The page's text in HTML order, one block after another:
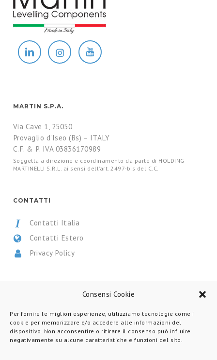
Consensi Cookie
Per fornire le migliori esperienze, utilizziamo tecnologie come i
cookie per memorizzare e/o accedere alle informazioni del
dispositivo. Non acconsentire o ritirare il consenso può influire
negativamente su alcune caratteristiche e funzioni del sito.
MARTIN S.P.A.
Via Cave 1, 25050
Provaglio d’Iseo (Bs) – ITALY
C.F. & P. IVA 03836170989
Soggetta a direzione e coordinamento da parte di HOLDING
MARTINELLI S.R.L. ai sensi dell’art. 2497-bis del C.C.
CONTATTI
Contatti Italia
Contatti Estero
Privacy Policy